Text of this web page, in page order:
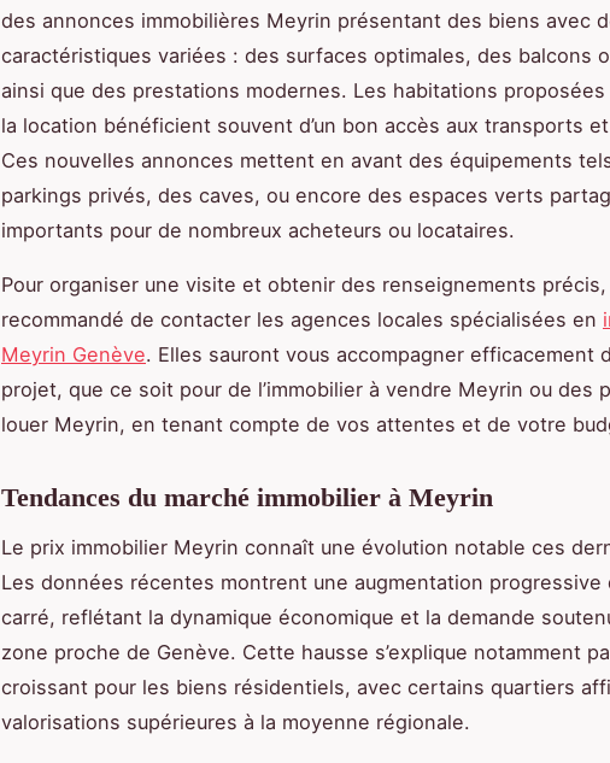
des annonces immobilières Meyrin présentant des biens avec
caractéristiques variées : des surfaces optimales, des balcons
ainsi que des prestations modernes. Les habitations proposées
la location bénéficient souvent d’un bon accès aux transports
Ces nouvelles annonces mettent en avant des équipements
parkings privés, des caves, ou encore des espaces verts
importants pour de nombreux acheteurs ou locataires.
Pour organiser une visite et obtenir des renseignements
recommandé de contacter les agences locales spécialisées en
Meyrin Genève. Elles sauront vous accompagner efficacement
projet, que ce soit pour de l’immobilier à vendre Meyrin ou des
louer Meyrin, en tenant compte de vos attentes et de votre
Tendances du marché immobilier à Meyrin
Le prix immobilier Meyrin connaît une évolution notable ces
Les données récentes montrent une augmentation progressive
carré, reflétant la dynamique économique et la demande
zone proche de Genève. Cette hausse s’explique notamment
croissant pour les biens résidentiels, avec certains quartiers
valorisations supérieures à la moyenne régionale.